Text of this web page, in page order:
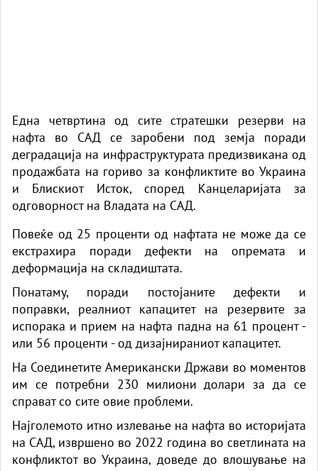
Една четвртина од сите стратешки резерви на
нафта во САД се заробени под земја поради
деградација на инфраструктурата предизвикана од
продажбата на гориво за конфликтите во Украина
и Блискиот Исток, според Канцеларијата за
одговорност на Владата на САД.
Повеќе од 25 проценти од нафтата не може да се
екстрахира поради дефекти на опремата и
деформација на складиштата.
Понатаму, поради постојаните дефекти и
поправки, реалниот капацитет на резервите за
испорака и прием на нафта падна на 61 процент -
или 56 проценти - од дизајнираниот капацитет.
На Соединетите Американски Држави во моментов
им се потребни 230 милиони долари за да се
справат со сите овие проблеми.
Најголемото итно излевање на нафта во историјата
на САД, извршено во 2022 година во светлината на
конфликтот во Украина, доведе до влошување на